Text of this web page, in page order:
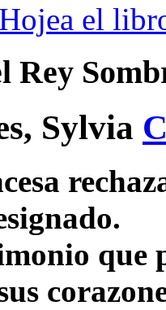
Hojea el
Rey
Sylvia
que